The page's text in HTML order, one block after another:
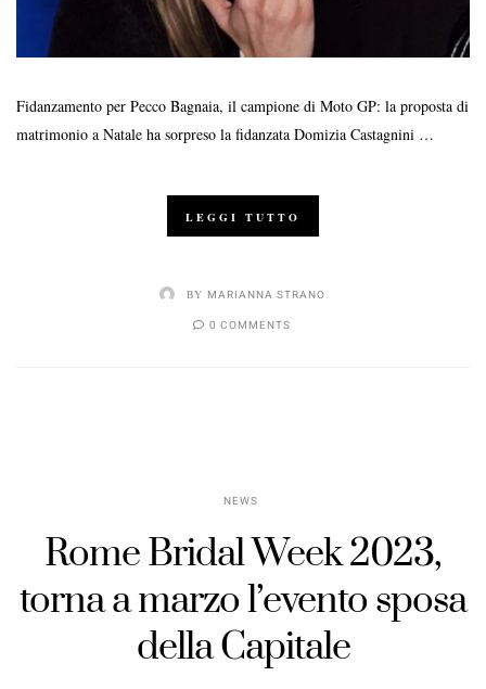
Fidanzamento per Pecco Bagnaia, il campione di Moto GP: la proposta di
matrimonio a Natale ha sorpreso la fidanzata Domizia Castagnini …
LEGGI TUTTO
BY MARIANNA STRANO
0 COMMENTS
NEWS
Rome Bridal Week 2023,
torna a marzo l’evento sposa
della Capitale